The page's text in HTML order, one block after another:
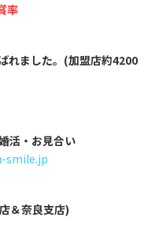
率
れました。(加盟店約4200
活・お見合い
smile.jp
＆奈良支店)